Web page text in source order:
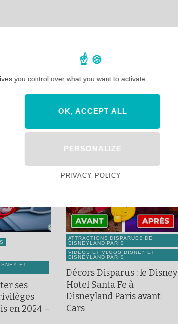
Disneyland Paris
ET
ses
en 2024 –
ATTRACTIONS DISPARUES DE
DISNEYLAND PARIS
VIDÉOS ET VLOGS DISNEY ET
DISNEYLAND PARIS
Décors Disparus : le Disney
Hotel Santa Fe à
Disneyland Paris avant
Cars
you control over what you want to activate
OK, ACCEPT ALL
PERSONALIZE
PRIVACY POLICY